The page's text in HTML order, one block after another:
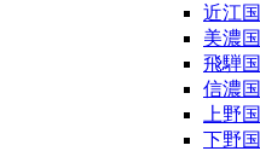
近江国
美濃国
飛騨国
信濃国
上野国
下野国